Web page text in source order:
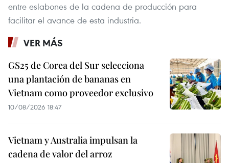
entre eslabones de la cadena de producción para
facilitar el avance de esta industria.
VER MÁS
GS25 de Corea del Sur selecciona
una plantación de bananas en
Vietnam como proveedor exclusivo
10/08/2026 18:47
Vietnam y Australia impulsan la
cadena de valor del arroz